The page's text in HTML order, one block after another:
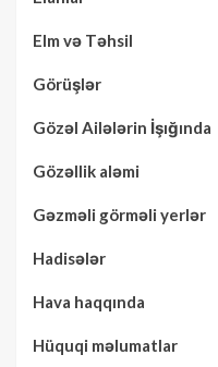
Elm və Təhsil
Görüşlər
Gözəl Ailələrin İşığında
Gözəllik aləmi
Gəzməli görməli yerlər
Hadisələr
Hava haqqında
Hüquqi məlumatlar